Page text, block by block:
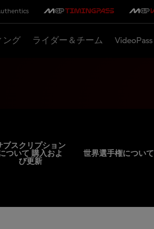
ング ライダー＆チーム VideoPass
ブスクリプション
ついて 購入およ
び更新
世界選手権について